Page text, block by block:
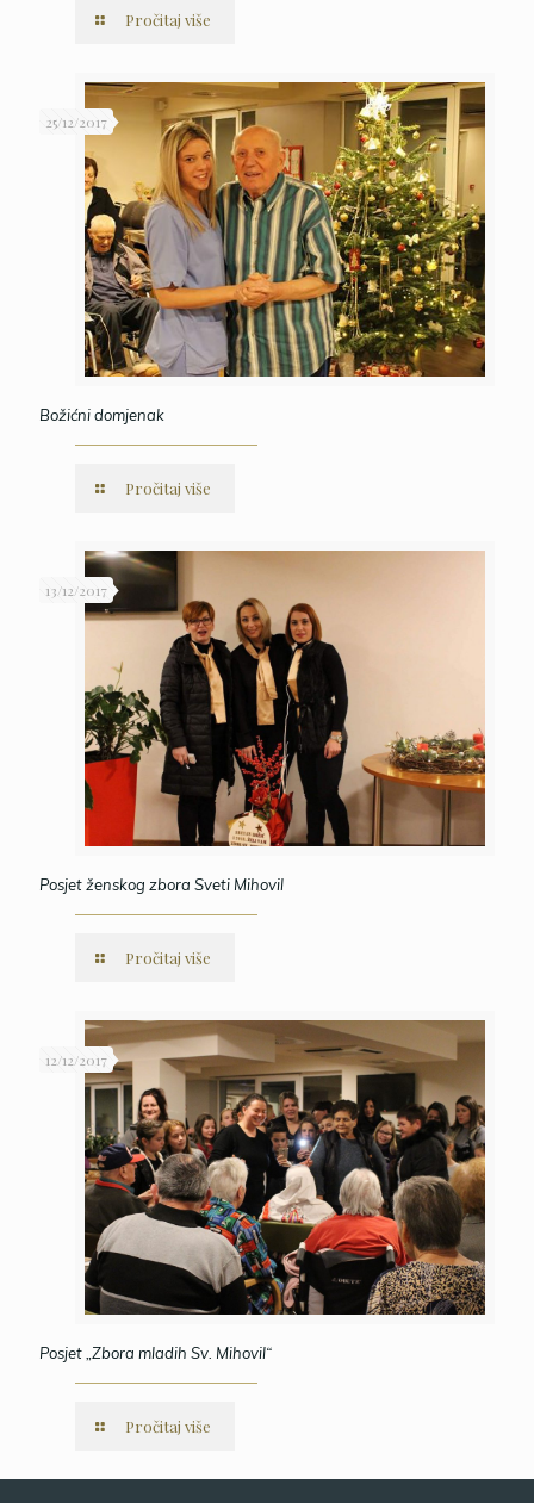
Pročitaj više
25/12/2017
Božićni domjenak
Pročitaj više
13/12/2017
Posjet ženskog zbora Sveti Mihovil
Pročitaj više
12/12/2017
Posjet „Zbora mladih Sv. Mihovil“
Pročitaj više